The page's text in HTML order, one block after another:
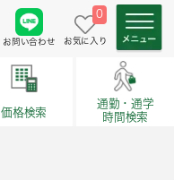
お問い合わせ
0
お気に入り
価格検索
通勤・通学
時間検索